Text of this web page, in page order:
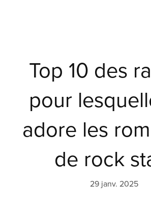
Top 10 des
pour
adore les
de rock
29 janv. 2025